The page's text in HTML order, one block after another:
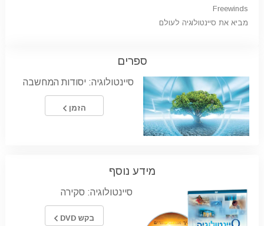
Freewinds
מביא את סיינטולוגיה לעולם
ספרים
סיינטולוגיה: יסודות המחשבה
הזמן
מידע נוסף
סיינטולוגיה: סקירה
בקש DVD